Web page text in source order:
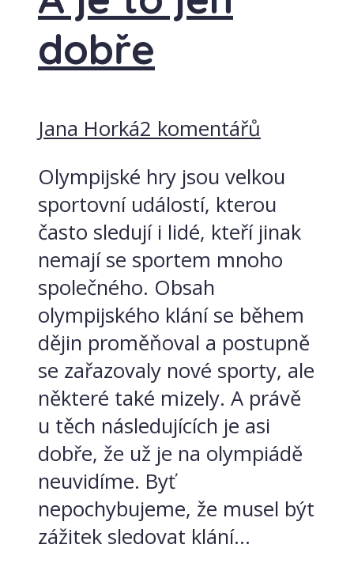
dobře
Jana Horká2 komentářů
Olympijské hry jsou velkou
sportovní událostí, kterou
často sledují i lidé, kteří jinak
nemají se sportem mnoho
společného. Obsah
olympijského klání se během
dějin proměňoval a postupně
se zařazovaly nové sporty, ale
některé také mizely. A právě
u těch následujících je asi
dobře, že už je na olympiádě
neuvidíme. Byť
nepochybujeme, že musel být
zážitek sledovat klání...